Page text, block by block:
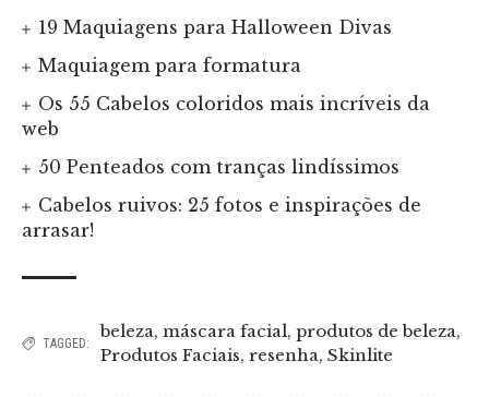
19 Maquiagens para Halloween Divas
Maquiagem para formatura
Os 55 Cabelos coloridos mais incríveis da
web
50 Penteados com tranças lindíssimos
Cabelos ruivos: 25 fotos e inspirações de
arrasar!
TAGGED:
beleza, máscara facial, produtos de beleza,
Produtos Faciais, resenha, Skinlite